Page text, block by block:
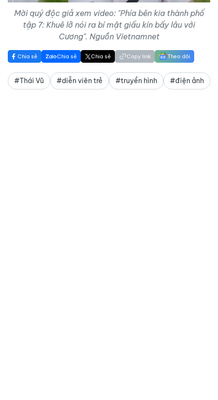
Mời quý độc giả xem video: "Phía bên kia thành phố
tập 7: Khuê lỡ nói ra bí mật giấu kín bấy lâu với
Cương". Nguồn Vietnamnet
Chia sẻ Chia sẻ Chia sẻ Copy link Theo dõi
#Thái Vũ #diễn viên trẻ #truyền hình #điện ảnh